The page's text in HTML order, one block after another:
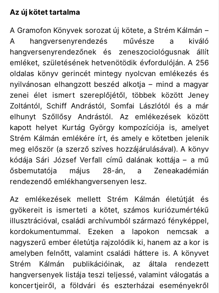
Az új kötet tartalma
A Gramofon Könyvek sorozat új kötete, a Strém Kálmán –
A hangversenyrendezés művésze a kiváló
hangversenyrendezőnek és zeneszociológusnak állít
emléket, születésének hetvenötödik évfordulóján. A 256
oldalas könyv gerincét mintegy nyolcvan emlékezés és
nyilvánosan elhangzott beszéd alkotja – mind a magyar
zenei élet ismert szereplőjétől, többek között Jeney
Zoltántól, Schiff Andrástól, Somfai Lászlótól és a már
elhunyt Szőllősy Andrástól. Az emlékezések között
kapott helyet Kurtág György kompozíciója is, amelyet
Strém Kálmán emlékére írt, és amely e kötetben jelenik
meg először (a szerző szíves hozzájárulásával). A könyv
kódája Sári József Verfall című dalának kottája – a mű
ősbemutatója május 28-án, a Zeneakadémián
rendezendő emlékhangversenyen lesz.
Az emlékezések mellett Strém Kálmán életútját és
gyökereit is ismerteti a kötet, számos kuriózumértékű
illusztrációval, családi archívumból származó fényképpel,
kordokumentummal. Ezeken a lapokon nemcsak a
nagyszerű ember életútja rajzolódik ki, hanem az a kor is
amelyben felnőtt, valamint családi háttere is. A könyvet
Strém Kálmán publikációinak, az általa rendezett
hangversenyek listája teszi teljessé, valamint válogatás a
koncertjeiről, a földvári és eszterházai eseményekről